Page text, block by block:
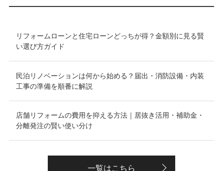
リフォームローンと住宅ローンどっちが得？金額別に見る賢
い選び方ガイド
民泊リノベーションは何から始める？届出・消防設備・内装
工事の準備を順番に解説
店舗リフォームの費用を抑える方法｜居抜き活用・補助金・
分離発注の賢い使い分け
一覧はこちら